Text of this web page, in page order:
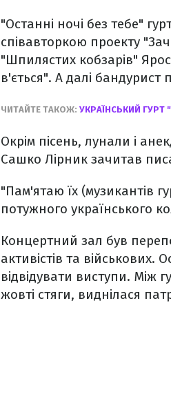
"Останні ночі без тебе"
співавторкою проекту
"Шпилястих кобзарів"
в'ється". А далі
ЧИТАЙТЕ ТАКОЖ: УКРАЇНСЬКИЙ ГУРТ
Окрім пісень, лунали і
Сашко Лірник зачитав
"Пам'ятаю їх (музикантів
потужного українського
Концертний зал був
активістів та
відвідувати виступи. Між
жовті стяги, виднілася